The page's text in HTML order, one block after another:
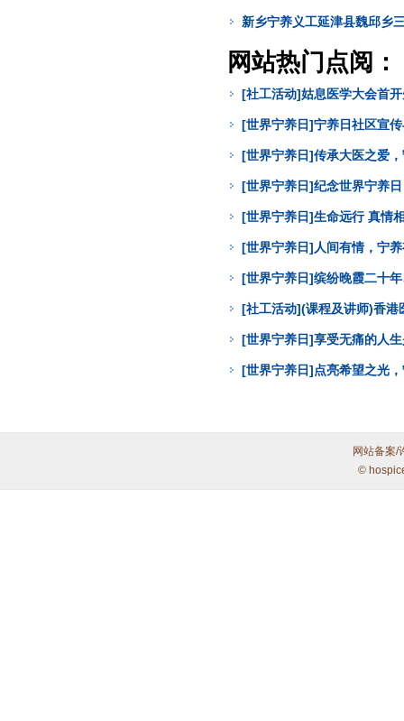
新乡宁养义工延津县魏邱乡
网站热门点阅：
[社工活动]姑息医学大会首
[世界宁养日]宁养日社区宣
[世界宁养日]传承大医之爱
[世界宁养日]纪念世界宁养
[世界宁养日]生命远行 真情
[世界宁养日]人间有情，宁
[世界宁养日]缤纷晚霞二十
[社工活动](课程及讲师)香
[世界宁养日]享受无痛的人
[世界宁养日]点亮希望之光
网站备案/
©